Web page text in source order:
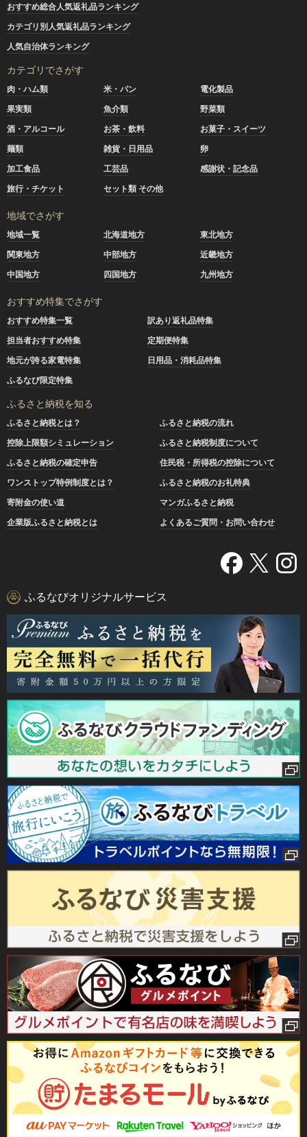
おすすめ総合人気返礼品ランキング
カテゴリ別人気返礼品ランキング
人気自治体ランキング
カテゴリでさがす
肉・ハム類 米・パン
電化製品
果実類
魚介類
野菜類
酒・アルコール
お茶・飲料
お菓子・スイーツ
麺類
雑貨・日用品
卵
加工食品
工芸品
感謝状・記念品
旅行・チケット
セット類 その他
地域でさがす
地域一覧 北海道地方
東北地方
関東地方
中部地方
近畿地方
中国地方
四国地方 九州地方
おすすめ特集でさがす
おすすめ特集一覧
訳あり返礼品特集
担当者おすすめ特集
定期便特集
地元が誇る家電特集
日用品・消耗品特集
ふるなび限定特集
ふるさと納税を知る
ふるさと納税とは？
ふるさと納税の流れ
控除上限額シミュレーション
ふるさと納税制度について
ふるさと納税の確定申告
住民税・所得税の控除について
ワンストップ特例制度とは？
ふるさと納税のお礼特典
寄附金の使い道
マンガふるさと納税
企業版ふるさと納税とは
よくあるご質問・お問い合わせ
ふるなびオリジナルサービス